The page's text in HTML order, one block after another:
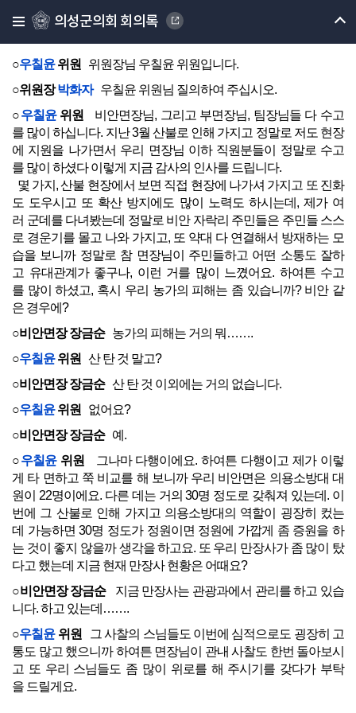
의성군의회 회의록
일답 방식으로 진행하겠습니다.
○우칠윤위원
위원장님 우칠윤 위원입니다.
○위원장박화자우칠윤 위원님 질의하여 주십시오.
○우칠윤위원
비안면장님, 그리고 부면장님, 팀장님들 다 수고
를 많이 하십니다. 지난 3월 산불로 인해 가지고 정말로 저도 현장
에 지원을 나가면서 우리 면장님 이하 직원분들이 정말로 수고
를 많이 하셨다 이렇게 지금 감사의 인사를 드립니다.
몇 가지, 산불 현장에서 보면 직접 현장에 나가셔 가지고 또 진화
도 도우시고 또 확산 방지에도 많이 노력도 하시는데, 제가 여
러 군데를 다녀봤는데 정말로 비안 자락리 주민들은 주민들 스스
로 경운기를 몰고 나와 가지고, 또 약대 다 연결해서 방재하는 모
습을 보니까 정말로 참 면장님이 주민들하고 어떤 소통도 잘하
고 유대관계가 좋구나, 이런 거를 많이 느꼈어요. 하여튼 수고
를 많이 하셨고, 혹시 우리 농가의 피해는 좀 있습니까? 비안 같
은 경우에?
○비안면장 장금순농가의 피해는 거의 뭐…….
○우칠윤위원
산 탄 것 말고?
○비안면장 장금순산 탄 것 이외에는 거의 없습니다.
○우칠윤위원
없어요?
○비안면장 장금순예.
○우칠윤위원
그나마 다행이에요. 하여튼 다행이고 제가 이렇
게 타 면하고 쭉 비교를 해 보니까 우리 비안면은 의용소방대 대
원이 22명이에요. 다른 데는 거의 30명 정도로 갖춰져 있는데. 이
번에 그 산불로 인해 가지고 의용소방대의 역할이 굉장히 컸는
데 가능하면 30명 정도가 정원이면 정원에 가깝게 좀 증원을 하
는 것이 좋지 않을까 생각을 하고요. 또 우리 만장사가 좀 많이 탔
다고 했는데 지금 현재 만장사 현황은 어때요?
○비안면장 장금순지금 만장사는 관광과에서 관리를 하고 있습
니다. 하고 있는데…….
○우칠윤위원
그 사찰의 스님들도 이번에 심적으로도 굉장히 고
통도 많고 했으니까 하여튼 면장님이 관내 사찰도 한번 돌아보시
고 또 우리 스님들도 좀 많이 위로를 해 주시기를 갖다가 부탁
을 드릴게요.